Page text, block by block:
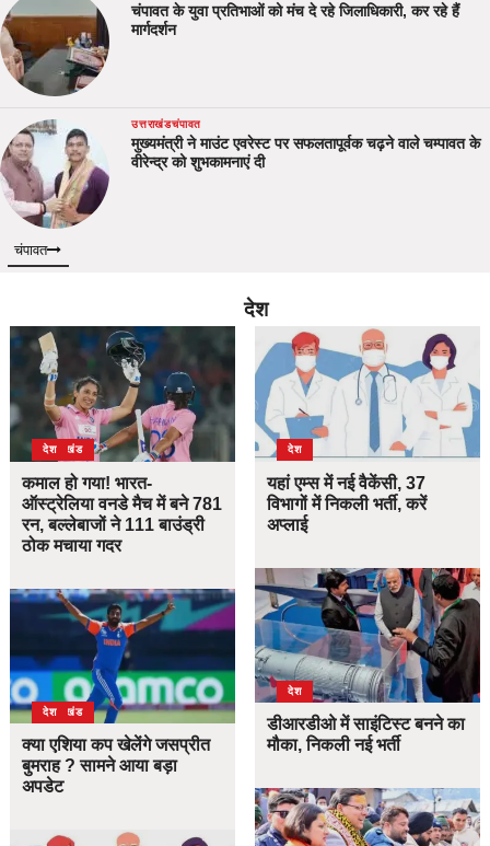
चंपावत के युवा प्रतिभाओं को मंच दे रहे जिलाधिकारी, कर रहे हैं
मार्गदर्शन
उत्तराखंडचंपावत
मुख्यमंत्री ने माउंट एवरेस्ट पर सफलतापूर्वक चढ़ने वाले चम्पावत के
वीरेन्द्र को शुभकामनाएं दी
चंपावत
देश
उत्तराखंड
देश
कमाल हो गया! भारत-
ऑस्ट्रेलिया वनडे मैच में बने 781
रन, बल्लेबाजों ने 111 बाउंड्री
ठोक मचाया गदर
उत्तराखंड
देश
क्या एशिया कप खेलेंगे जसप्रीत
बुमराह ? सामने आया बड़ा
अपडेट
देश
यहां एम्स में नई वैकेंसी, 37
विभागों में निकली भर्ती, करें
अप्लाई
देश
डीआरडीओ में साइंटिस्ट बनने का
मौका, निकली नई भर्ती